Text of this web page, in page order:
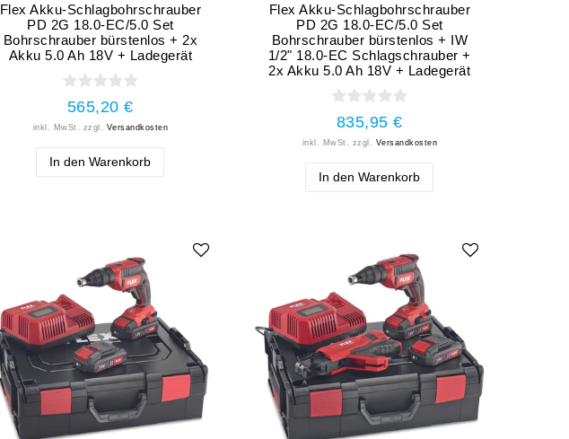
Flex Akku-Schlagbohrschrauber
PD 2G 18.0-EC/5.0 Set
Bohrschrauber bürstenlos + 2x
Akku 5.0 Ah 18V + Ladegerät
565,20 €
inkl. MwSt. zzgl. Versandkosten
In den Warenkorb
Flex Akku-Schlagbohrschrauber
PD 2G 18.0-EC/5.0 Set
Bohrschrauber bürstenlos + IW
1/2" 18.0-EC Schlagschrauber +
2x Akku 5.0 Ah 18V + Ladegerät
835,95 €
inkl. MwSt. zzgl. Versandkosten
In den Warenkorb